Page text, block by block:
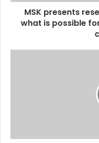
الإلكترونيJashanmal و من خلال تطبيق جاشنمال، المتوفر
MSK presents
what is possible